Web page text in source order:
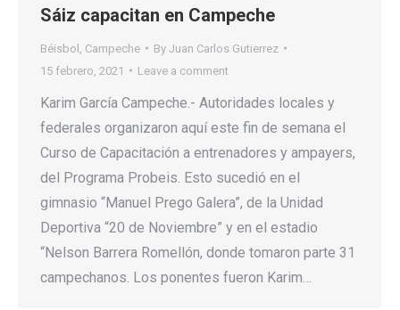
Sáiz capacitan en Campeche
Béisbol Campeche By Juan Carlos Gutierrez
15 febrero, 2021
Leave a comment
Karim García Campeche.- Autoridades locales y
federales organizaron aquí este fin de semana el
Curso de Capacitación a entrenadores y ampayers,
del Programa Probeis. Esto sucedió en el
gimnasio “Manuel Prego Galera”, de la Unidad
Deportiva “20 de Noviembre” y en el estadio
“Nelson Barrera Romellón, donde tomaron parte 31
campechanos. Los ponentes fueron Karim…